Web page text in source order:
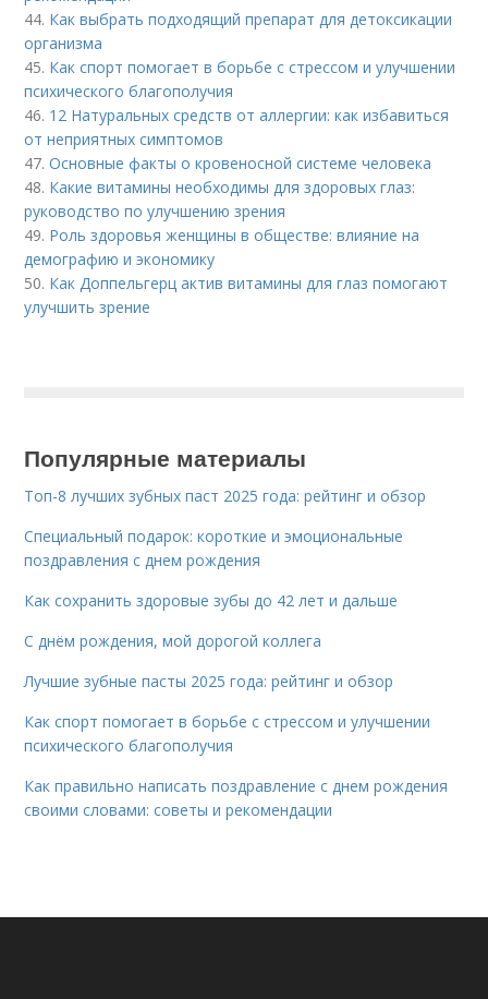
44. Как выбрать подходящий препарат для детоксикации
организма
45. Как спорт помогает в борьбе с стрессом и улучшении
психического благополучия
46. 12 Натуральных средств от аллергии: как избавиться
от неприятных симптомов
47.Основные факты о кровеносной системе человека
48. Какие витамины необходимы для здоровых глаз:
руководство по улучшению зрения
49. Роль здоровья женщины в обществе: влияние на
демографию и экономику
50. Как Доппельгерц актив витамины для глаз помогают
улучшить зрение
Популярные материалы
Топ-8 лучших зубных паст 2025 года: рейтинг и обзор
Специальный подарок: короткие и эмоциональные
поздравления с днем рождения
Как сохранить здоровые зубы до 42 лет и дальше
С днём рождения, мой дорогой коллега
Лучшие зубные пасты 2025 года: рейтинг и обзор
Как спорт помогает в борьбе с стрессом и улучшении
психического благополучия
Как правильно написать поздравление с днем рождения
своими словами: советы и рекомендации